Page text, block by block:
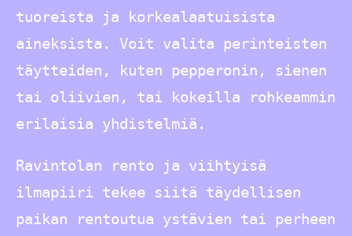
tuoreista ja korkealaatuisista
aineksista. Voit valita perinteisten
täytteiden, kuten pepperonin, sienen
tai oliivien, tai kokeilla rohkeammin
erilaisia yhdistelmiä.
Ravintolan rento ja viihtyisä
ilmapiiri tekee siitä täydellisen
paikan rentoutua ystävien tai perheen